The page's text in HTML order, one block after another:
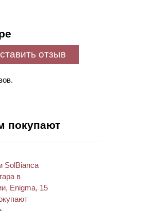
отзыв
покупают